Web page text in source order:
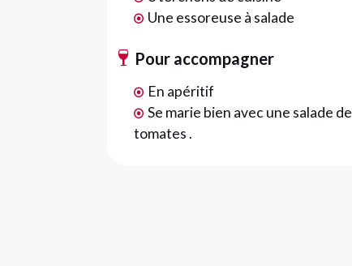
Une essoreuse à salade
Pour accompagner
En apéritif
Se marie bien avec une salade de
tomates .